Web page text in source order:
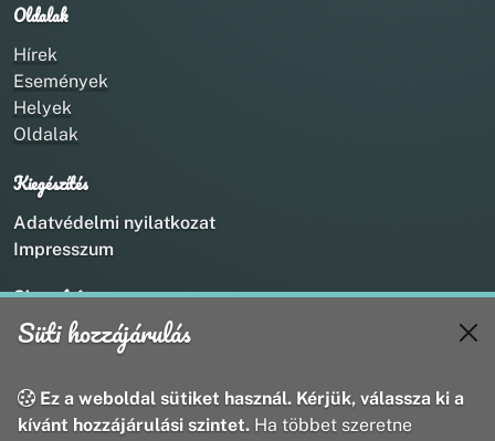
Oldalak
Hírek
Események
Helyek
Oldalak
Kiegészítés
Adatvédelmi nyilatkozat
Impresszum
Kapcsolat
+36 20 211 1888
webmaster@utirany.hu
8419 Csesznek, Vasút u.18.
Süti hozzájárulás
Ez a weboldal sütiket használ. Kérjük, válassza ki a
kívánt hozzájárulási szintet. Ha többet szeretne